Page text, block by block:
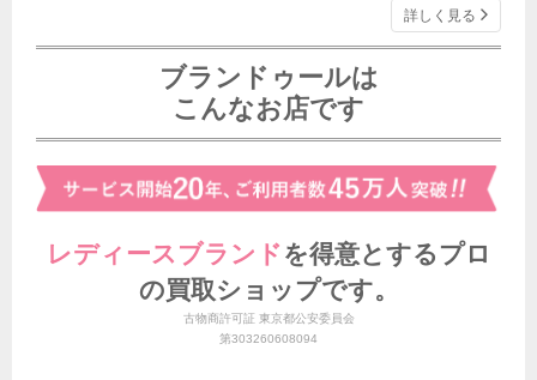
詳しく見る
ブランドゥールは
こんなお店です
レディースブランド を得意とする プロ
の買取ショップです。
古物商許可証 東京都公安委員会
第303260608094